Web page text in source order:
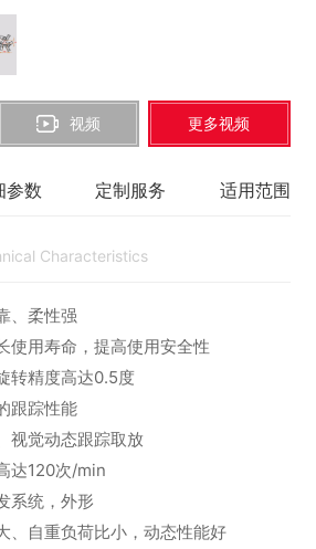
视频 更多视频
参数 定制服务 适用范围
Characteristics
、柔性强
使用寿命，提高使用安全性
转精度高达0.5度
跟踪性能
视觉动态跟踪取放
达120次/min
系统，外形
、自重负荷比小，动态性能好